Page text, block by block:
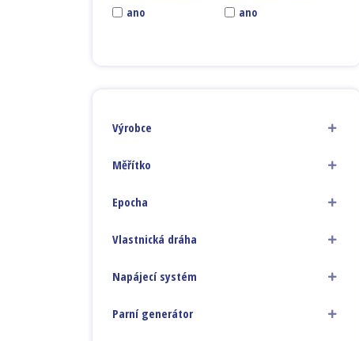
ano ano
Výrobce
Měřítko
Epocha
Vlastnická dráha
Napájecí systém
Parní generátor